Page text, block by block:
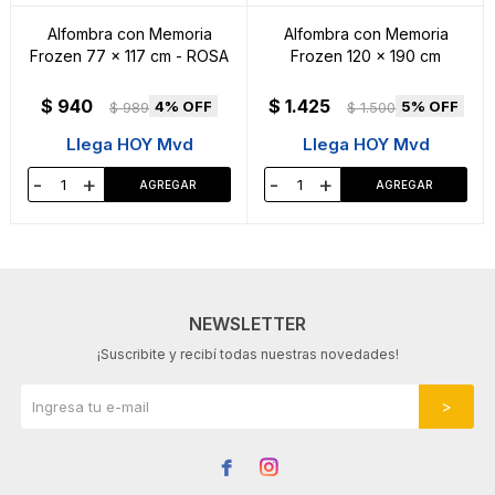
Alfombra con Memoria
Frozen 77 x 117 cm - ROSA
$ 940 $ 989 4
Llega HOY Mvd
- +
Alfombra con Memoria
Frozen 120 x 190 cm
$ 1.425 $ 1.500 5
Llega HOY Mvd
- +
NEWSLETTER
¡Suscribite y recibí todas nuestras novedades!
 